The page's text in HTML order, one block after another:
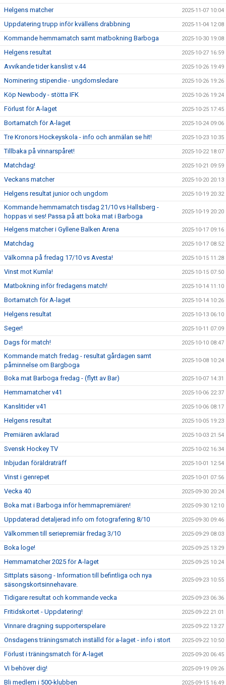
Helgens matcher 2025-11-07 10:04
Uppdatering trupp inför kvällens drabbning 2025-11-04 12:08
Kommande hemmamatch samt matbokning Barboga 2025-10-30 19:08
Helgens resultat 2025-10-27 16:59
Avvikande tider kanslist v.44 2025-10-26 19:49
Nominering stipendie - ungdomsledare 2025-10-26 19:26
Köp Newbody - stötta IFK 2025-10-26 19:24
Förlust för A-laget 2025-10-25 17:45
Bortamatch för A-laget 2025-10-24 09:06
Tre Kronors Hockeyskola - info och anmälan se hit! 2025-10-23 10:35
Tillbaka på vinnarspåret! 2025-10-22 18:07
Matchdag! 2025-10-21 09:59
Veckans matcher 2025-10-20 20:13
Helgens resultat junior och ungdom 2025-10-19 20:32
Kommande hemmamatch tisdag 21/10 vs Hallsberg -
hoppas vi ses! Passa på att boka mat i Barboga
2025-10-19 20:20
Helgens matcher i Gyllene Balken Arena 2025-10-17 09:16
Matchdag 2025-10-17 08:52
Välkomna på fredag 17/10 vs Avesta! 2025-10-15 11:28
Vinst mot Kumla! 2025-10-15 07:50
Matbokning inför fredagens match! 2025-10-14 11:10
Bortamatch för A-laget 2025-10-14 10:26
Helgens resultat 2025-10-13 06:10
Seger! 2025-10-11 07:09
Dags för match! 2025-10-10 08:47
Kommande match fredag - resultat gårdagen samt
påminnelse om Bargboga
2025-10-08 10:24
Boka mat Barboga fredag - (flytt av Bar) 2025-10-07 14:31
Hemmamatcher v41 2025-10-06 22:37
Kanslitider v41 2025-10-06 08:17
Helgens resultat 2025-10-05 19:23
Premiären avklarad 2025-10-03 21:54
Svensk Hockey TV 2025-10-02 16:34
Inbjudan föräldraträff 2025-10-01 12:54
Vinst i genrepet 2025-10-01 07:56
Vecka 40 2025-09-30 20:24
Boka mat i Barboga inför hemmapremiären! 2025-09-30 12:10
Uppdaterad detaljerad info om fotografering 8/10 2025-09-30 09:46
Välkommen till seriepremiär fredag 3/10 2025-09-29 08:03
Boka loge! 2025-09-25 13:29
Hemmamatcher 2025 för A-laget 2025-09-25 10:24
Sittplats säsong - Information till befintliga och nya
säsongskortsinnehavare.
2025-09-23 10:55
Tidigare resultat och kommande vecka 2025-09-23 06:36
Fritidskortet - Uppdatering! 2025-09-22 21:01
Vinnare dragning supporterspelare 2025-09-22 13:27
Onsdagens träningsmatch inställd för a-laget - info i stort 2025-09-22 10:50
Förlust i träningsmatch för A-laget 2025-09-20 06:45
Vi behöver dig! 2025-09-19 09:26
Bli medlem i 500-klubben 2025-09-15 16:49